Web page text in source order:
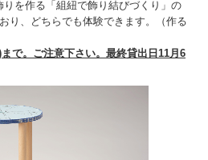
を作る「組紐で飾り結びづくり」の
り、どちらでも体験できます。（作る
で。ご注意下さい。最終貸出日11月6